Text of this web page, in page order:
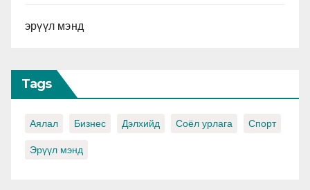
эрүүл мэнд
Tags
Аялал Бизнес Дэлхийд Соёл урлага Спорт
Эрүүл мэнд